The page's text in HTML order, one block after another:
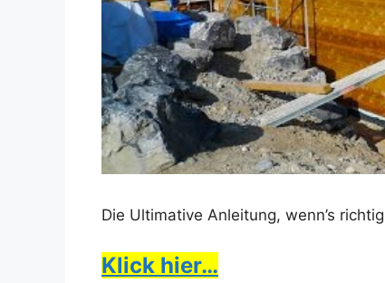
Die Ultimative Anleitung, wenn’s
Klick hier…